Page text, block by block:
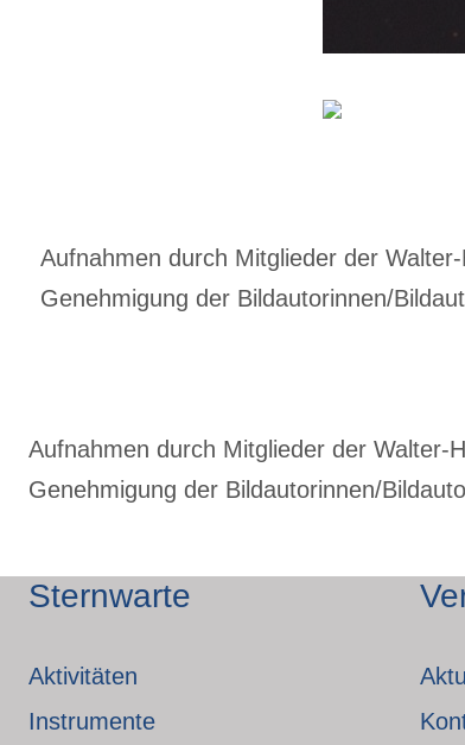
Aufnahmen durch Mitglieder der
Genehmigung der Bildautorinnen/
Aufnahmen durch Mitglieder der Walter-
Genehmigung der Bildautorinnen/
Sternwarte
Aktivitäten
Instrumente